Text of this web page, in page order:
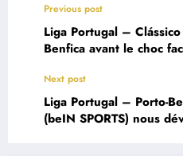
Previous post
Liga Portugal –
Benfica avant le choc
Next post
Liga Portugal – Porto-
(beIN SPORTS) nous